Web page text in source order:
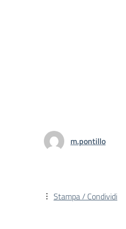
m.pontillo
Stampa / Condividi